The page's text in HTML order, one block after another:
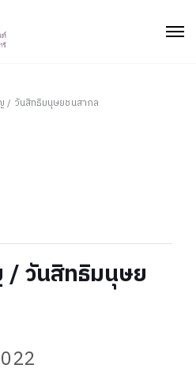
/ วันสิทธิมนุษยชนสากล
วันสิทธิมนุษย